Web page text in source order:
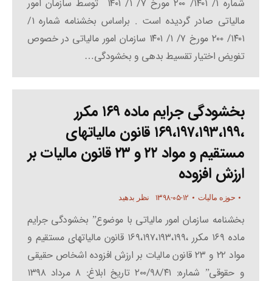
شماره ۱/ ۱۴۰۱/ ۲۰۰ مورخ ۷/ ۱/ ۱۴۰۱ توسط سازمان امور
مالیاتی صادر گردیده است . براساس بخشنامه شماره ۱/
۱۴۰۱/ ۲۰۰ مورخ ۷/ ۱/ ۱۴۰۱ سازمان امور مالیاتی در خصوص
تفویض اختیار تقسیط بدهی و بخشودگی…
بخشودگی جرایم ماده ۱۶۹ مکرر
،۱۶۹،۱۹۷،۱۹۳،۱۹۹ قانون مالیاتهای
مستقیم و مواد ۲۲ و ۲۳ قانون مالیات بر
ارزش افزوده
حوزه مالیات ۱۳۹۸-۰۵-۱۲ نظر بدهید
بخشنامه سازمان امور مالیاتی با موضوع” بخشودگی جرایم
ماده ۱۶۹ مکرر ،۱۶۹،۱۹۷،۱۹۳،۱۹۹ قانون مالیاتهای مستقیم و
مواد ۲۲ و ۲۳ قانون مالیات بر ارزش افزوده اشخاص حقیقی
و حقوقی” شماره: ۲۰۰/۹۸/۴۱ تاریخ ابلاغ: ۸ مرداد ۱۳۹۸